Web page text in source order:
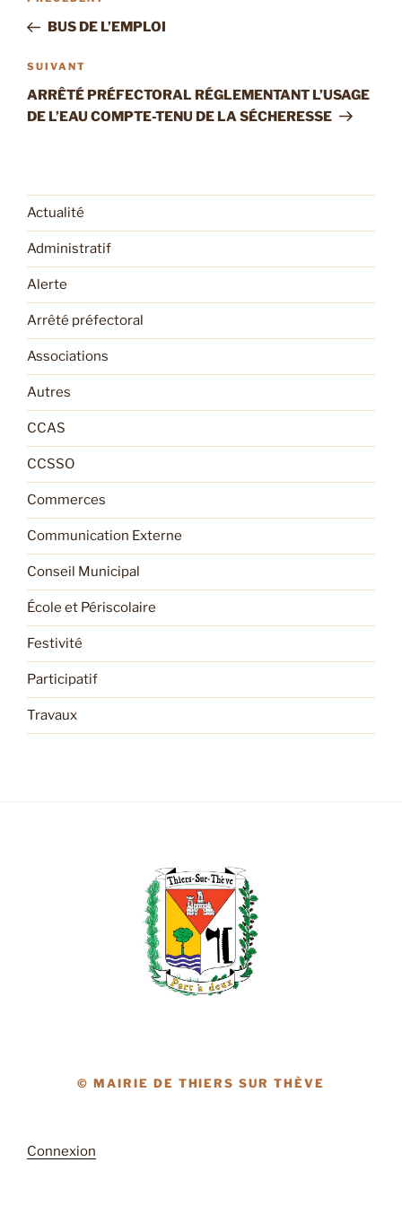
l’article
précédent
BUS DE L’EMPLOI
Article
suivant
SUIVANT
ARRÊTÉ PRÉFECTORAL RÉGLEMENTANT L’USAGE
DE L’EAU COMPTE-TENU DE LA SÉCHERESSE
Actualité
Administratif
Alerte
Arrêté préfectoral
Associations
Autres
CCAS
CCSSO
Commerces
Communication Externe
Conseil Municipal
École et Périscolaire
Festivité
Participatif
Travaux
© MAIRIE DE THIERS SUR THÈVE
Connexion